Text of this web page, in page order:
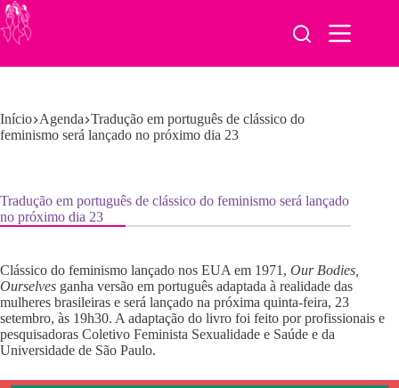
Pular
para
o
Início Agenda Tradução em português de clássico do
feminismo será lançado no próximo dia 23
Tradução em português de clássico do feminismo será lançado
no próximo dia 23
Clássico do feminismo lançado nos EUA em 1971, Our Bodies,
Ourselves ganha versão em português adaptada à realidade das
mulheres brasileiras e será lançado na próxima quinta-feira, 23
setembro, às 19h30. A adaptação do livro foi feito por profissionais e
pesquisadoras Coletivo Feminista Sexualidade e Saúde e da
Universidade de São Paulo.